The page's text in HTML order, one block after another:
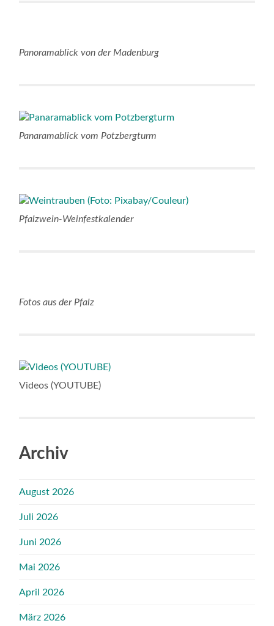
Panoramablick von der Madenburg
Panaramablick vom Potzbergturm
Pfalzwein-Weinfestkalender
Fotos aus der Pfalz
Videos (YOUTUBE)
Archiv
August 2026
Juli 2026
Juni 2026
Mai 2026
April 2026
März 2026